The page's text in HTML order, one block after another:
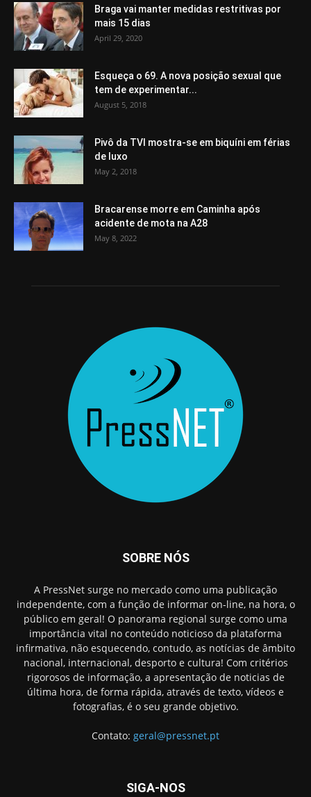
Braga vai manter medidas restritivas por
mais 15 dias
April 29, 2020
Esqueça o 69. A nova posição sexual que
tem de experimentar...
August 5, 2018
Pivô da TVI mostra-se em biquíni em férias
de luxo
May 2, 2018
Bracarense morre em Caminha após
acidente de mota na A28
May 8, 2022
SOBRE NÓS
A PressNet surge no mercado como uma publicação
independente, com a função de informar on-line, na hora, o
público em geral! O panorama regional surge como uma
importância vital no conteúdo noticioso da plataforma
infirmativa, não esquecendo, contudo, as notícias de âmbito
nacional, internacional, desporto e cultura! Com critérios
rigorosos de informação, a apresentação de noticias de
última hora, de forma rápida, através de texto, vídeos e
fotografias, é o seu grande objetivo.
Contato: geral@pressnet.pt
SIGA-NOS